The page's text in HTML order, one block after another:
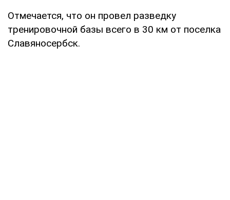
Отмечается, что он провел разведку
тренировочной базы всего в 30 км от поселка
Славяносербск.